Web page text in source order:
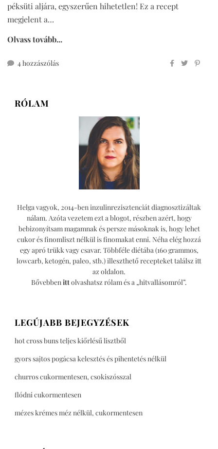
péksüti aljára, egyszerűen hihetetlen! Ez a recept
megjelent a…
Olvass tovább...
4 hozzászólásmézeskalácsos
bejegyzéshez
RÓLAM
Helga vagyok, 2014-ben inzulinrezisztenciát diagnosztizáltak
nálam. Azóta vezetem ezt a blogot, részben azért, hogy
bebizonyítsam magamnak és persze másoknak is, hogy lehet
cukor és finomliszt nélkül is finomakat enni. Néha elég hozzá
egy apró trükk vagy csavar. Többféle diétába (160 grammos,
lowcarb, ketogén, paleo, stb.) illeszthető recepteket találsz itt
az oldalon.
Bővebben ittolvashatsz rólam és a „hitvallásomról”.
LEGÚJABB BEJEGYZÉSEK
hot cross buns teljes kiőrlésű lisztből
gyors sajtos pogácsa kelesztés és pihentetés nélkül
churros cukormentesen, csokiszósszal
flódni cukormentesen
mézes krémes méz nélkül, cukormentesen